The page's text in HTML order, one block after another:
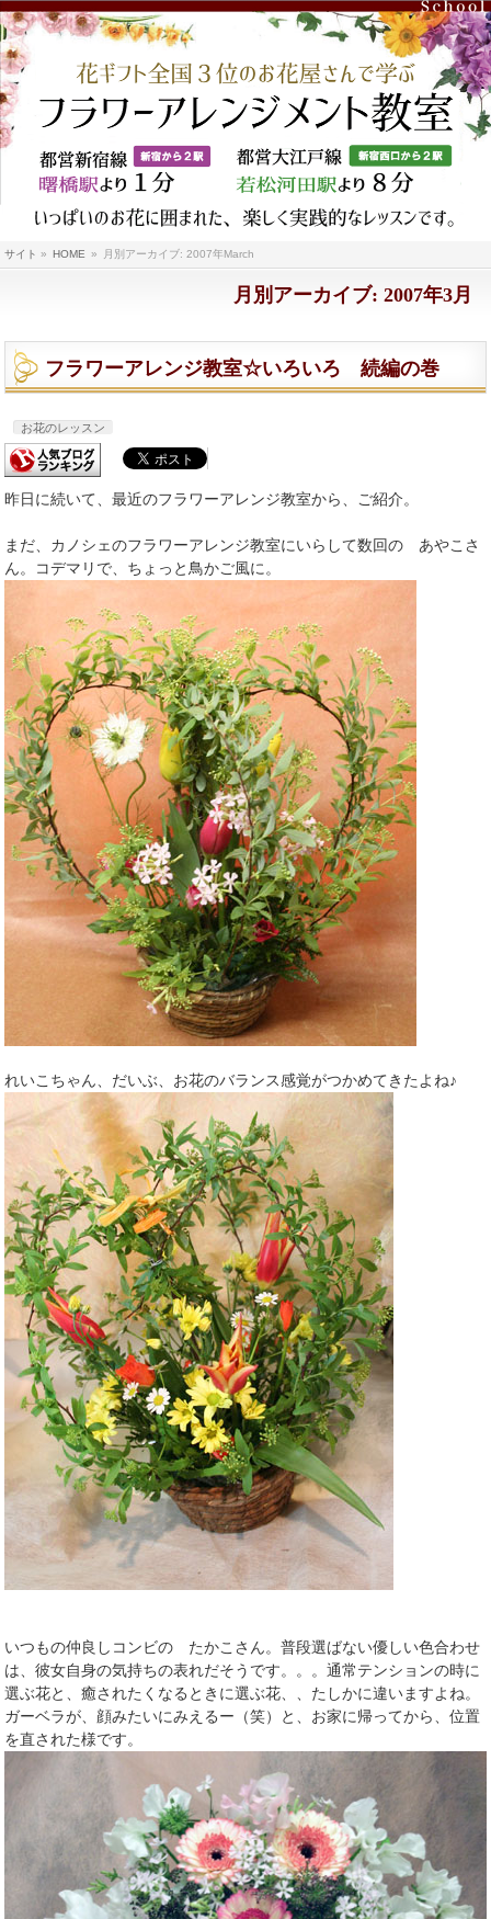
サイト » HOME » 月別アーカイブ: 2007年March
月別アーカイブ: 2007年3月
フラワーアレンジ教室☆いろいろ 続編の巻
お花のレッスン
昨日に続いて、最近のフラワーアレンジ教室から、ご紹介。
まだ、カノシェのフラワーアレンジ教室にいらして数回の あやこさ
ん。コデマリで、ちょっと鳥かご風に。
れいこちゃん、だいぶ、お花のバランス感覚がつかめてきたよね♪
いつもの仲良しコンビの たかこさん。普段選ばない優しい色合わせ
は、彼女自身の気持ちの表れだそうです。。。通常テンションの時に
選ぶ花と、癒されたくなるときに選ぶ花、、たしかに違いますよね。
ガーベラが、顔みたいにみえるー（笑）と、お家に帰ってから、位置
を直された様です。